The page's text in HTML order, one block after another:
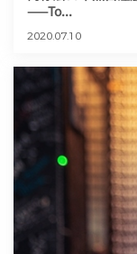
——To...
2020.07.10